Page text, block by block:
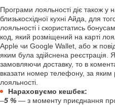
Програми лояльності діє також у
близькосхідної кухні Айда, для
лояльності і скористатись
код, який розміщений на карті
Apple чи Google Wallet, або ж
яким була здійснена реєстрація.
замовляючи доставку, то в
вказати номер телефону, за яким
лояльності.
Нараховуємо кешбек:
–5 % — з моменту приєднання